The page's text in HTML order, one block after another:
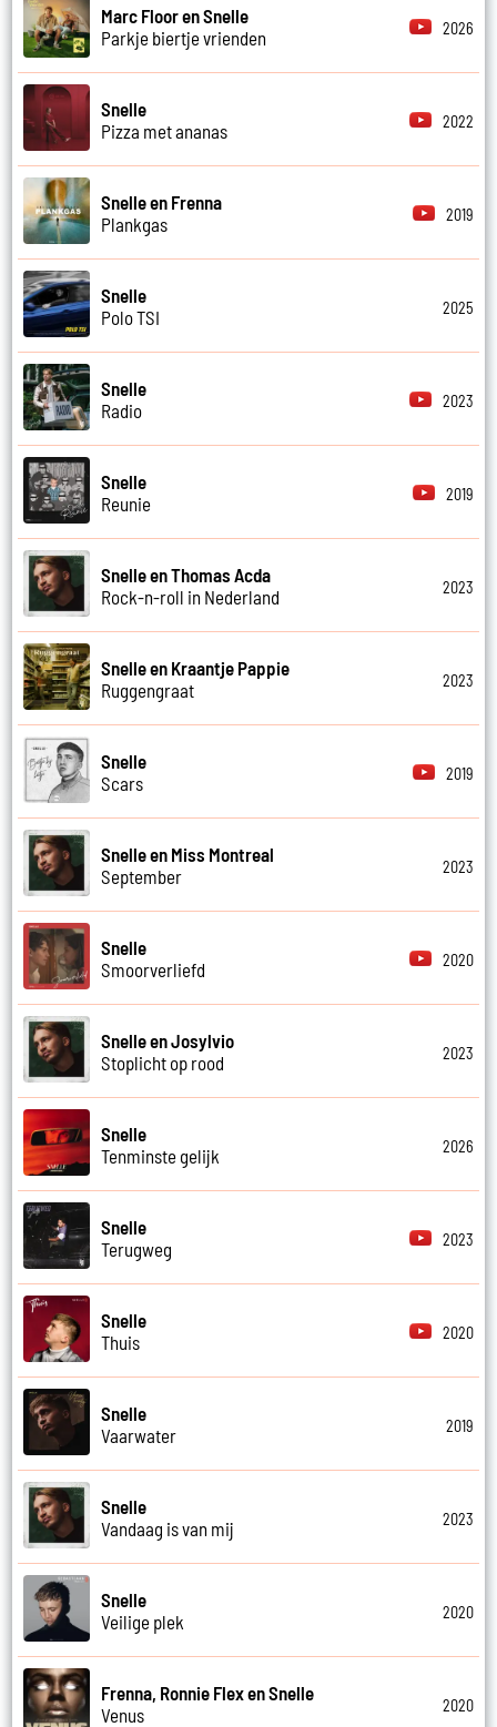
Marc Floor en Snelle
Parkje biertje vrienden
2026
Snelle
Pizza met ananas
2022
Snelle en Frenna
Plankgas
2019
Snelle
Polo TSI
2025
Snelle
Radio
2023
Snelle
Reunie
2019
Snelle en Thomas Acda
Rock-n-roll in Nederland
2023
Snelle en Kraantje Pappie
Ruggengraat
2023
Snelle
Scars
2019
Snelle en Miss Montreal
September
2023
Snelle
Smoorverliefd
2020
Snelle en Josylvio
Stoplicht op rood
2023
Snelle
Tenminste gelijk
2026
Snelle
Terugweg
2023
Snelle
Thuis
2020
Snelle
Vaarwater
2019
Snelle
Vandaag is van mij
2023
Snelle
Veilige plek
2020
Frenna, Ronnie Flex en Snelle
Venus
2020